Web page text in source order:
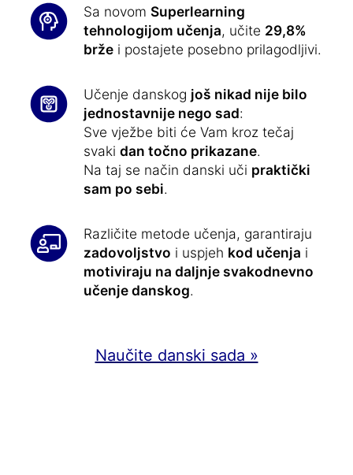
Sa novom Superlearning
tehnologijom učenja, učite 29,8%
brže i postajete posebno prilagodljivi.
Učenje danskog još nikad nije bilo
jednostavnije nego sad:
Sve vježbe biti će Vam kroz tečaj
svaki dan točno prikazane.
Na taj se način danski uči praktički
sam po sebi.
Različite metode učenja, garantiraju
zadovoljstvo i uspjeh kod učenja i
motiviraju na daljnje svakodnevno
učenje danskog.
Naučite danski sada »